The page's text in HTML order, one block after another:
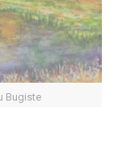
Bugiste